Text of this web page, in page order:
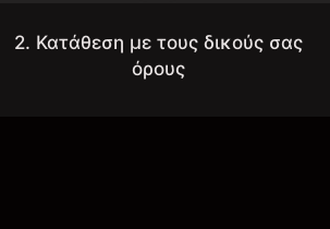
2. Κατάθεση με τους δικούς σας
όρους